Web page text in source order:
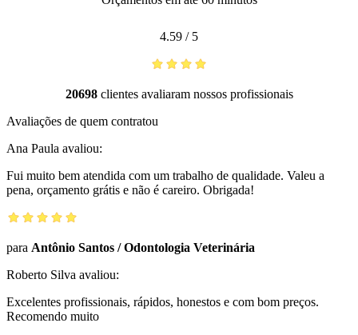
4.59 / 5
20698clientes avaliaram nossos profissionais
Avaliações de quem contratou
Ana Paula avaliou:
Fui muito bem atendida com um trabalho de qualidade. Valeu a
pena, orçamento grátis e não é careiro. Obrigada!
para Antônio Santos /Odontologia Veterinária
Roberto Silva avaliou:
Excelentes profissionais, rápidos, honestos e com bom preços.
Recomendo muito